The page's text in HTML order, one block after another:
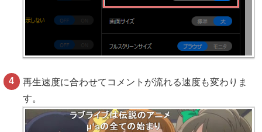
再生速度に合わせてコメントが流れる速度も変わりま
す。